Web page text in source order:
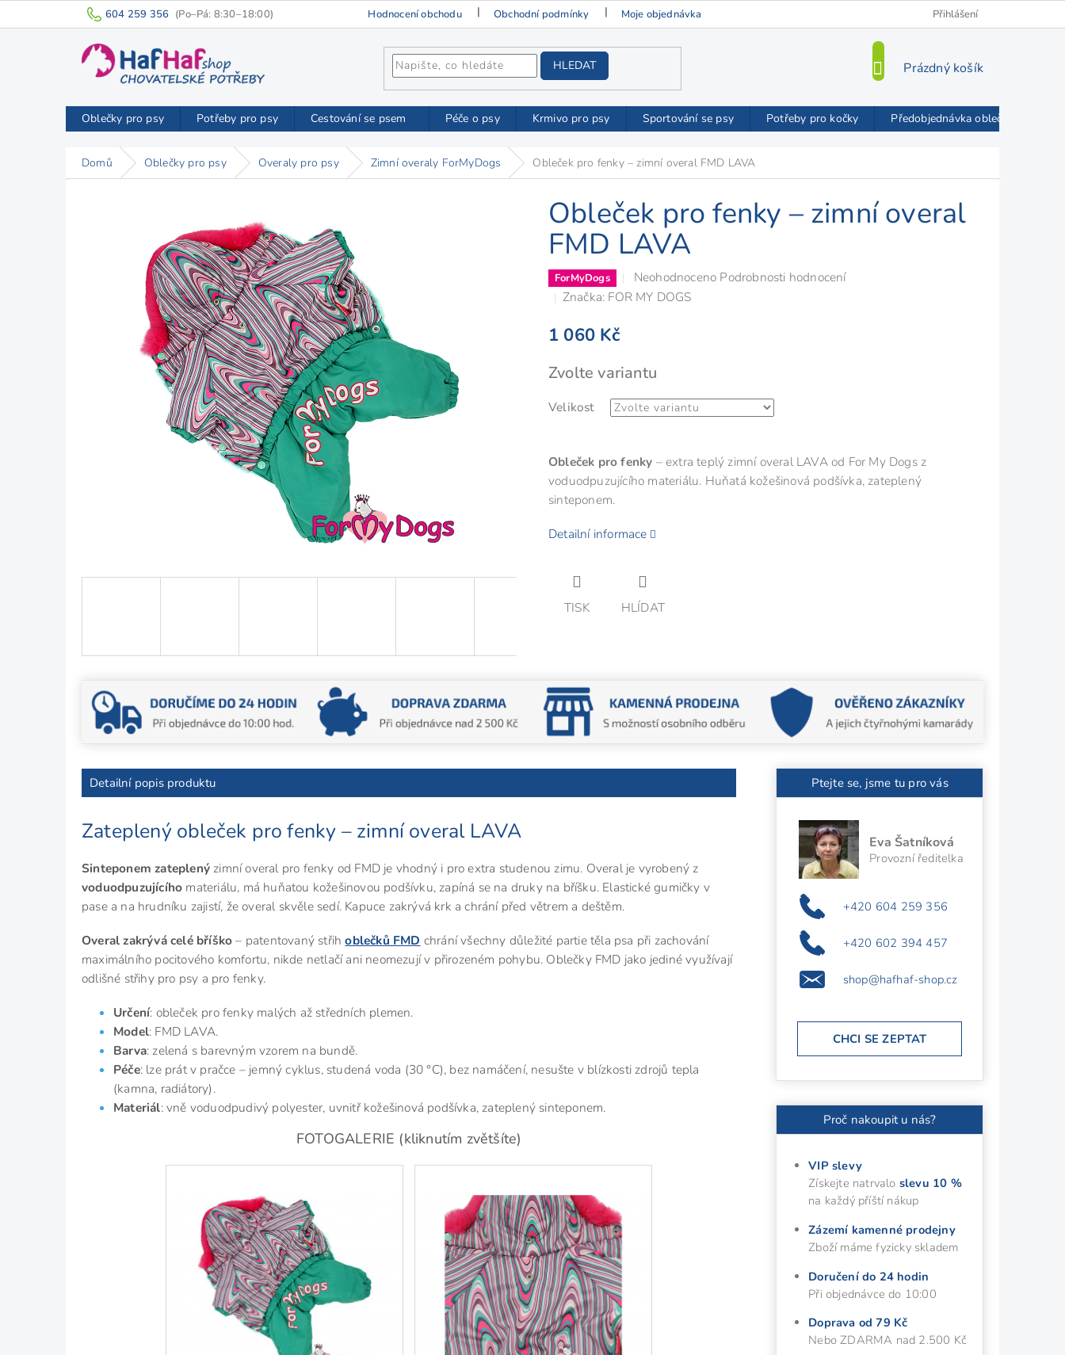
na
604 259 356 Hodnocení obchodu Obchodní podmínky Moje objednávka VIP Slevy
Přihlášení
HLEDAT
NÁKUPNÍ
Prázdný košík
Oblečky pro psy Potřeby pro psy Cestování se psem Péče o psy Krmivo pro psy Sportování se psy Potřeby pro kočky Předobjednávka oblečků FMD
Domů Oblečky pro psy Overaly pro psy Zimní overaly ForMyDogs Obleček pro fenky – zimní overal FMD LAVA
Obleček pro fenky – zimní overal
FMD LAVA
ForMyDogs
Průměrné
hodnocení
z
hvězdiček.
Neohodnoceno Podrobnosti hodnocení
Značka: FOR MY DOGS
1 060 Kč
Měrná
Zvolte variantu
Velikost
Obleček pro fenky – extra teplý zimní overal LAVA od For My Dogs z
voduodpuzujícího materiálu. Huňatá kožešinová podšívka, zateplený
sinteponem.
Detailní informace
TISK HLÍDAT
Detailní popis produktu
Zateplený obleček pro fenky – zimní overal LAVA
Sinteponem zateplený zimní overal pro fenky od FMD je vhodný i pro extra studenou zimu. Overal je vyrobený z
voduodpuzujícího materiálu, má huňatou kožešinovou podšívku, zapíná se na druky na bříšku. Elastické gumičky v
pase a na hrudníku zajistí, že overal skvěle sedí. Kapuce zakrývá krk a chrání před větrem a deštěm.
Overal zakrývá celé bříško– patentovaný střihoblečků FMD chrání všechny důležité partie těla psa při zachování
maximálního pocitového komfortu, nikde netlačí ani neomezují v přirozeném pohybu. Oblečky FMD jako jediné využívají
odlišné střihy pro psy a pro fenky.
Určení: obleček pro fenky malých až středních plemen.
Model: FMD LAVA.
Barva: zelená s barevným vzorem na bundě.
Péče: lze prát v pračce – jemný cyklus, studená voda (30 °C), bez namáčení, nesušte v blízkosti zdrojů tepla
(kamna, radiátory).
Materiál: vně voduodpudivý polyester, uvnitř kožešinová podšívka, zateplený sinteponem.
FOTOGALERIE (kliknutím zvětšíte)
Ptejte se, jsme tu pro vás
Eva Šatníková
Provozní ředitelka
+420 604 259 356
+420 602 394 457
shop@hafhaf-shop.cz
CHCI SE ZEPTAT
Proč nakoupit u nás?
VIP slevy
Získejte natrvalo slevu 10 %
na každý příští nákup
Zázemí kamenné prodejny
Zboží máme fyzicky skladem
Doručení do 24 hodin
Při objednávce do 10:00
Doprava od 79 Kč
Nebo ZDARMA nad 2.500 Kč